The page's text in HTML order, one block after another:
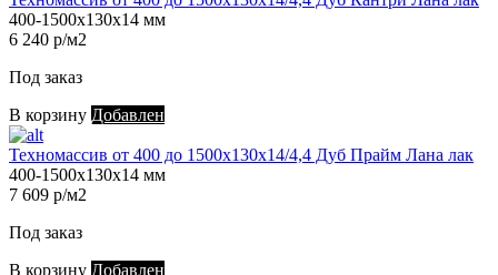
400-1500х130х14 мм
6 240 р/м2
Под заказ
В корзину Добавлен
Техномассив от 400 до 1500х130х14/4,4 Дуб Прайм Лана лак
400-1500х130х14 мм
7 609 р/м2
Под заказ
В корзину Добавлен